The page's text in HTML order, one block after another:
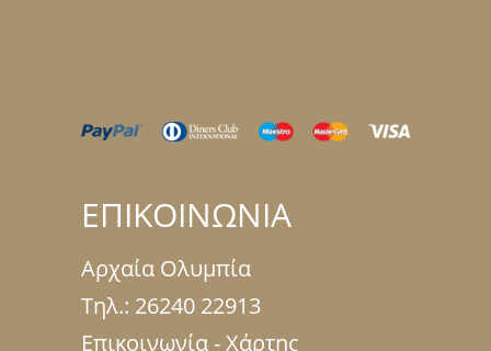
ΕΠΙΚΟΙΝΩΝΙΑ
Αρχαία Ολυμπία
Τηλ.: 26240 22913
Επικοινωνία - Χάρτης